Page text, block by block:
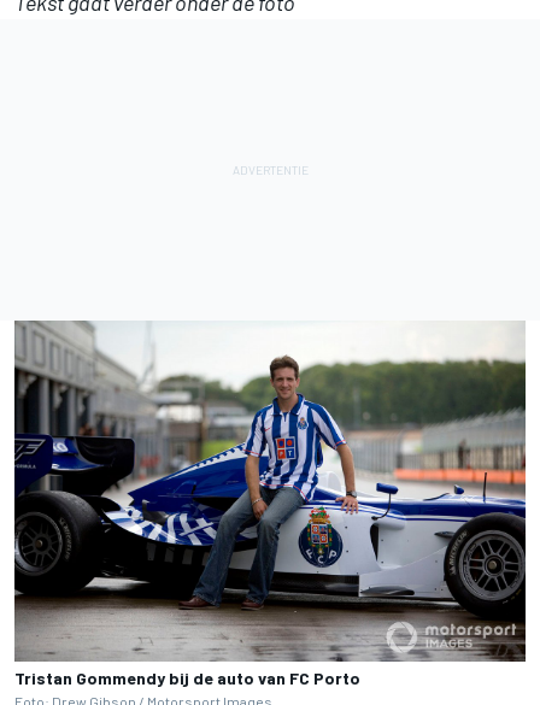
Tristan Gommendy bij de auto van FC Porto
Foto: Drew Gibson / Motorsport Images